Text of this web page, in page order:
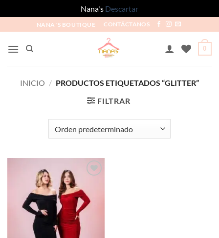
Nana's Descartar
NANA´S BOUTIQUE CONTÁCTANOS
0
INICIO / PRODUCTOS ETIQUETADOS “GLITTER”
FILTRAR
lista de
deseos